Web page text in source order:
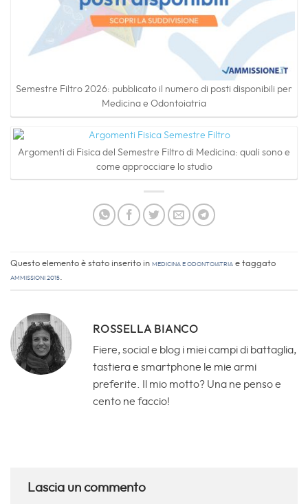
Semestre Filtro 2026: pubblicato il numero di posti disponibili per
Medicina e Odontoiatria
Argomenti di Fisica del Semestre Filtro di Medicina: quali sono e
come approcciare lo studio
Questo elemento è stato inserito in Medicina e Odontoiatria e taggato
Ammissioni 2015.
ROSSELLA BIANCO
Fiere, social e blog i miei campi di battaglia,
tastiera e smartphone le mie armi
preferite. Il mio motto? Una ne penso e
cento ne faccio!
Lascia un commento